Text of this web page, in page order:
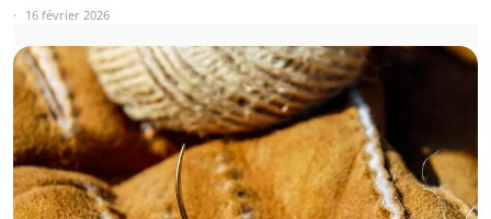
16 février 2026